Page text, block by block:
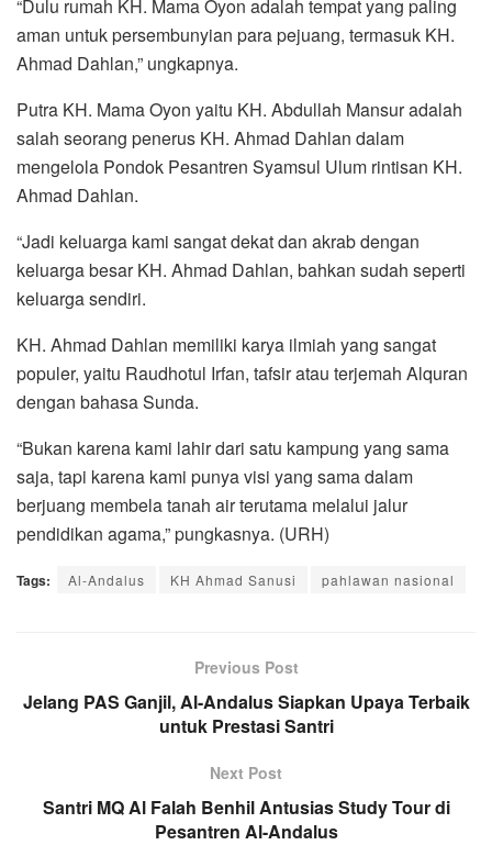
“Dulu rumah KH. Mama Oyon adalah tempat yang paling
aman untuk persembunyian para pejuang, termasuk KH.
Ahmad Dahlan,” ungkapnya.
Putra KH. Mama Oyon yaitu KH. Abdullah Mansur adalah
salah seorang penerus KH. Ahmad Dahlan dalam
mengelola Pondok Pesantren Syamsul Ulum rintisan KH.
Ahmad Dahlan.
“Jadi keluarga kami sangat dekat dan akrab dengan
keluarga besar KH. Ahmad Dahlan, bahkan sudah seperti
keluarga sendiri.
KH. Ahmad Dahlan memiliki karya ilmiah yang sangat
populer, yaitu Raudhotul Irfan, tafsir atau terjemah Alquran
dengan bahasa Sunda.
“Bukan karena kami lahir dari satu kampung yang sama
saja, tapi karena kami punya visi yang sama dalam
berjuang membela tanah air terutama melalui jalur
pendidikan agama,” pungkasnya. (URH)
Tags: Al-Andalus KH Ahmad Sanusi pahlawan nasional
Previous Post
Jelang PAS Ganjil, Al-Andalus Siapkan Upaya Terbaik
untuk Prestasi Santri
Next Post
Santri MQ Al Falah Benhil Antusias Study Tour di
Pesantren Al-Andalus